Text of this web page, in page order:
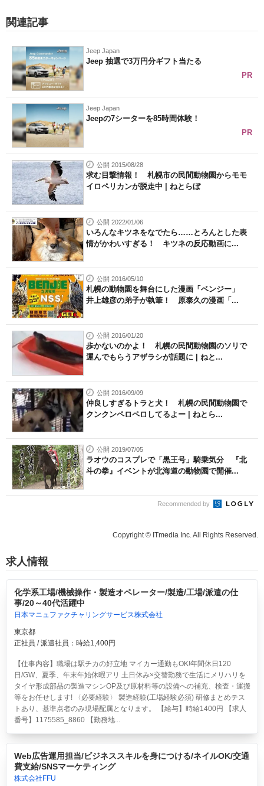
関連記事
Jeep Japan
Jeep 抽選で3万円分ギフト当たる
PR
Jeep Japan
Jeepの7シーターを85時間体験！
PR
公開 2015/08/28
求む目撃情報！ 札幌市の民間動物園からモモ
イロペリカンが脱走中 | ねとらぼ
公開 2022/01/06
いろんなキツネをなでたら……とろんとした表
情がかわいすぎる！ キツネの反応動画に...
公開 2016/05/10
札幌の動物園を舞台にした漫画「ベンジー」
井上雄彦の弟子が執筆！ 原泰久の漫画「...
公開 2016/01/20
歩かないのかよ！ 札幌の民間動物園のソリで
運んでもらうアザラシが話題に | ねと...
公開 2016/09/09
仲良しすぎるトラと犬！ 札幌の民間動物園で
クンクンペロペロしてるよー | ねとら...
公開 2019/07/05
ラオウのコスプレで「黒王号」騎乗気分 『北
斗の拳』イベントが北海道の動物園で開催...
Recommended by
Copyright © ITmedia Inc. All Rights Reserved.
求人情報
化学系工場/機械操作・製造オペレーター/製造/工場/派遣の仕
事/20～40代活躍中
日本マニュファクチャリングサービス株式会社
東京都
正社員 / 派遣社員：時給1,400円
【仕事内容】職場は駅チカの好立地 マイカー通勤もOK!年間休日120
日/GW、夏季、年末年始休暇アリ 土日休み×交替勤務で生活にメリハリを
タイヤ形成部品の製造マシンOP及び原材料等の設備への補充、検査・運搬
等をお任せします! 〈必要経験〉 製造経験(工場経験必須) 研修まとめテス
トあり、基準点者のみ現場配属となります。 【給与】時給1400円 【求人
番号】1175585_8860 【勤務地...
Web広告運用担当/ビジネススキルを身につける/ネイルOK/交通
費支給/SNSマーケティング
株式会社FFU